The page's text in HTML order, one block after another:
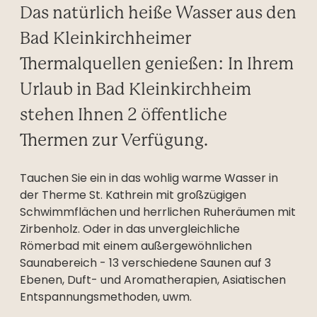
----
Das natürlich heiße Wasser aus den
Bad Kleinkirchheimer
Thermalquellen genießen: In Ihrem
Urlaub in Bad Kleinkirchheim
stehen Ihnen 2 öffentliche
Thermen zur Verfügung.
Tauchen Sie ein in das wohlig warme Wasser in
der Therme St. Kathrein mit großzügigen
Schwimmflächen und herrlichen Ruheräumen mit
Zirbenholz. Oder in das unvergleichliche
Römerbad mit einem außergewöhnlichen
Saunabereich - 13 verschiedene Saunen auf 3
Ebenen, Duft- und Aromatherapien, Asiatischen
Entspannungsmethoden, uwm.